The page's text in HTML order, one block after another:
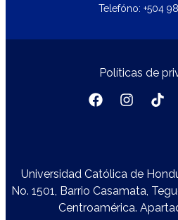
Telefóno: +504
Políticas de
Universidad Católica de
No. 1501, Barrio Casamata,
Centroamérica.